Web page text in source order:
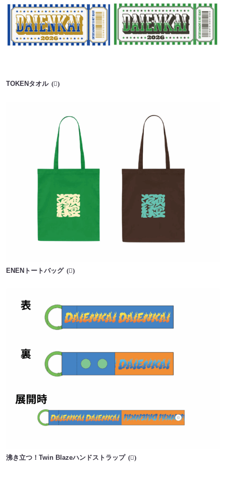
TOKENタオル
ENENトートバッグ
沸き立つ！Twin Blazeハンドストラップ